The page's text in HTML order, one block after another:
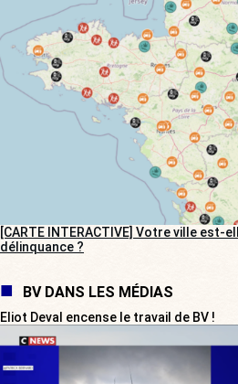
[CARTE INTERACTIVE] Votre ville est-
délinquance ?
BV DANS LES MÉDIAS
Eliot Deval encense le travail de BV !